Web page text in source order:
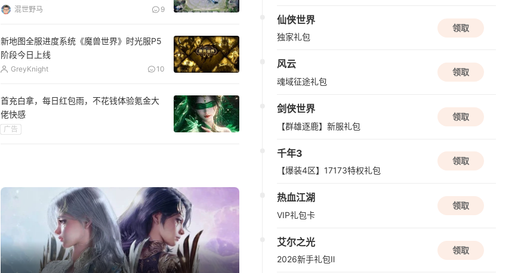
盗墓笔记：启程
08/12周三
三国戏英杰传
混世野马 9
新地图全服进度系统《魔兽世界》时光服P5
阶段今日上线
GreyKnight 10
首充白拿，每日红包雨，不花钱体验氪金大
佬快感
广告
仙侠世界
独家礼包
领取
风云
魂域征途礼包
领取
剑侠世界
【群雄逐鹿】新服礼包
领取
千年3
【爆装4区】17173特权礼包
领取
热血江湖
VIP礼包卡
领取
艾尔之光
2026新手礼包Ⅱ
领取